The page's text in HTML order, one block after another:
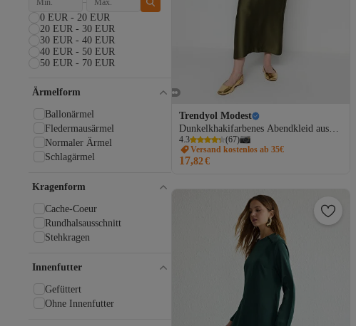
Trendyol Modest
Dunkelkhakifarbenes Abendkleid aus
Satin mit Gürtel TCTSS23DB00019
4.3 (67)
Versand kostenlos ab 35€
17,82€
0 EUR - 20 EUR
20 EUR - 30 EUR
30 EUR - 40 EUR
40 EUR - 50 EUR
50 EUR - 70 EUR
Ärmelform
Ballonärmel
Fledermausärmel
Normaler Ärmel
Schlagärmel
Kragenform
Cache-Coeur
Rundhalsausschnitt
Stehkragen
Innenfutter
Gefüttert
Ohne Innenfutter